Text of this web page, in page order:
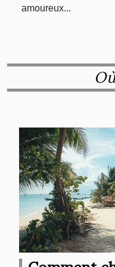
amoureux...